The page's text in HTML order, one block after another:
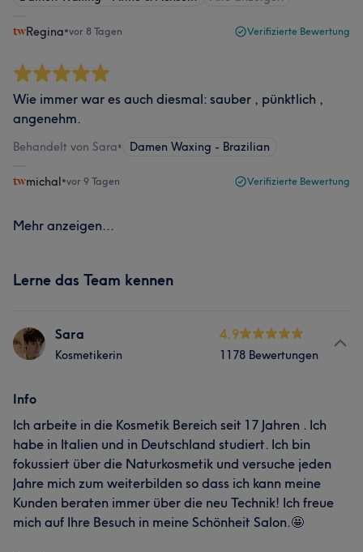
Regina•vor 8 Tagen Verifizierte Bewertung
Wie immer war es auch diesmal: sauber , pünktlich ,
angenehm.
Behandelt von Sara• Damen Waxing - Brazilian
michal•vor 9 Tagen Verifizierte Bewertung
Mehr anzeigen...
Lerne das Team kennen
Sara
Kosmetikerin
4.9
1178 Bewertungen
Info
Ich arbeite in die Kosmetik Bereich seit 17 Jahren . Ich
habe in Italien und in Deutschland studiert. Ich bin
fokussiert über die Naturkosmetik und versuche jeden
Jahre mich zum weiterbilden so dass ich kann meine
Kunden beraten immer über die neu Technik! Ich freue
mich auf Ihre Besuch in meine Schönheit Salon.🤩